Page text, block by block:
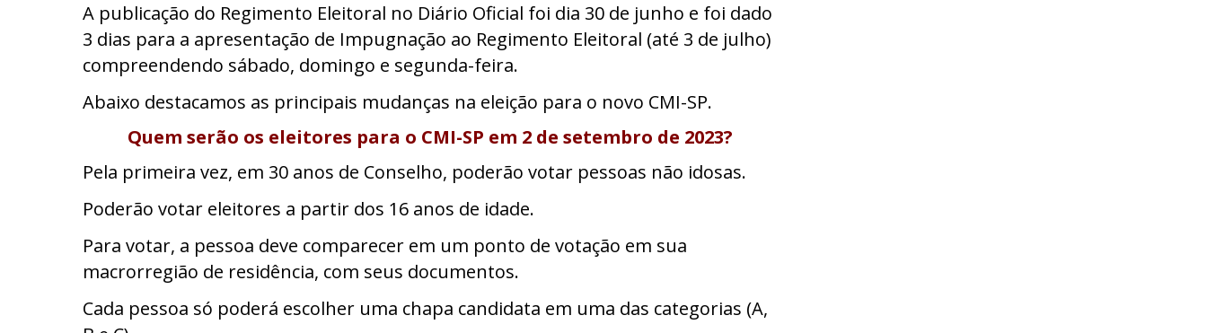
A publicação do Regimento Eleitoral no Diário Oficial foi dia 30 de junho e foi dado
3 dias para a apresentação de Impugnação ao Regimento Eleitoral (até 3 de julho)
compreendendo sábado, domingo e segunda-feira.
Abaixo destacamos as principais mudanças na eleição para o novo CMI-SP.
Quem serão os eleitores para o CMI-SP em 2 de setembro de 2023?
Pela primeira vez, em 30 anos de Conselho, poderão votar pessoas não idosas.
Poderão votar eleitores a partir dos 16 anos de idade.
Para votar, a pessoa deve comparecer em um ponto de votação em sua
macrorregião de residência, com seus documentos.
Cada pessoa só poderá escolher uma chapa candidata em uma das categorias (A,